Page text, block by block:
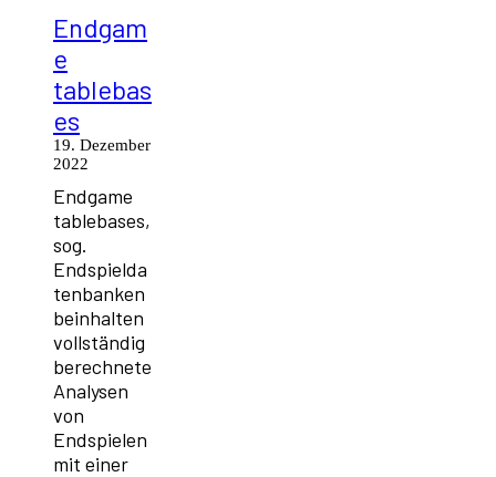
Endgam
e
tablebas
es
19. Dezember
2022
Endgame
tablebases,
sog.
Endspielda
tenbanken
beinhalten
vollständig
berechnete
Analysen
von
Endspielen
mit einer